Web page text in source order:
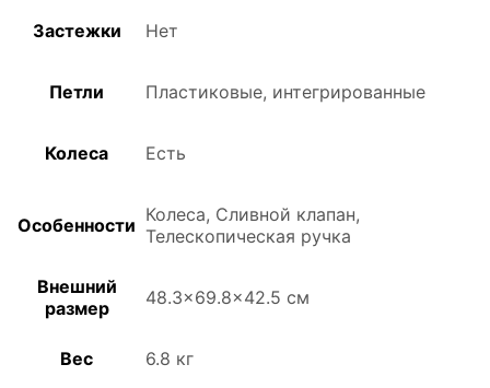
Застежки Нет
Петли Пластиковые, интегрированные
Колеса Есть
Особенности Колеса, Сливной клапан,
Телескопическая ручка
Внешний
размер
48.3×69.8×42.5 см
Вес 6.8 кг